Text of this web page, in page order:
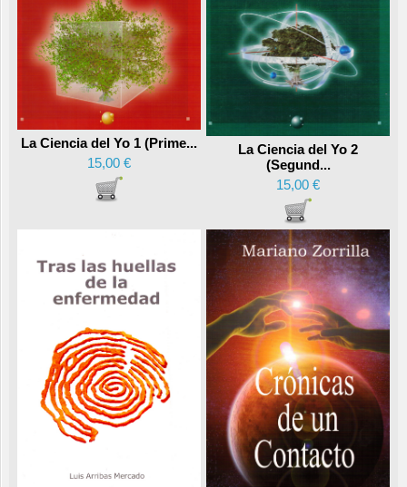
La Ciencia del Yo 1 (Prime...
15,00 €
La Ciencia del Yo 2
(Segund...
15,00 €